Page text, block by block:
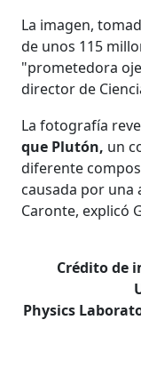
La imagen,
de unos 115
"prometedora
director de
La fotografía
que Plutón, un
diferente
causada por una
Caronte, explicó
Crédito de
Physics